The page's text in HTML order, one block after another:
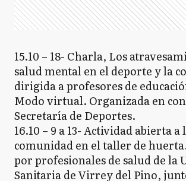
15.10 – 18- Charla, Los
salud mental en el deporte y la
dirigida a profesores de
Modo virtual. Organizada en
Secretaría de Deportes.
16.10 – 9 a 13- Actividad abierta a
comunidad en el taller de
por profesionales de salud de la
Sanitaria de Virrey del Pino,